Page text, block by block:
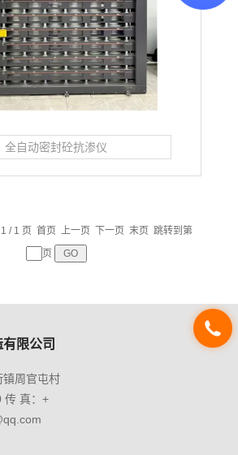
全自动密封砼抗渗仪
1 / 1 页 首页 上一页 下一页 末页 跳转到第
页
限公司
镇周官屯村
传 真：+